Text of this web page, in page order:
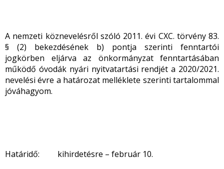
A nemzeti köznevelésről szóló 2011. évi CXC. törvény 83.
§ (2) bekezdésének b) pontja szerinti fenntartói
jogkörben eljárva az önkormányzat fenntartásában
működő óvodák nyári nyitvatartási rendjét a 2020/2021.
nevelési évre a határozat melléklete szerinti tartalommal
jóváhagyom.
Határidő: kihirdetésre – február 10.